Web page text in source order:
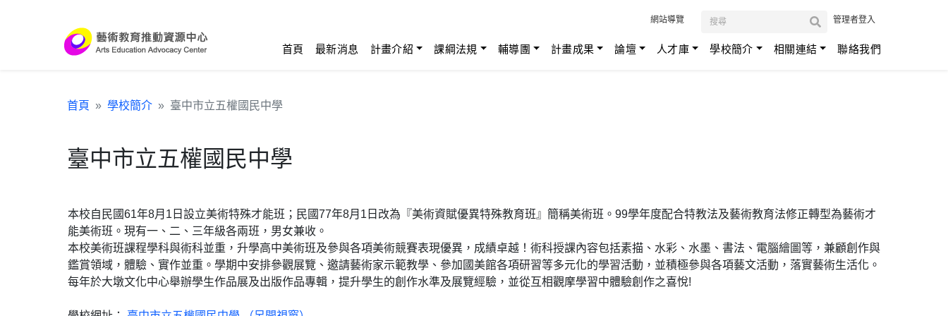
網站導覽 管理者登入
首頁 最新消息 計畫介紹 課綱法規 輔導團 計畫成果 論壇 人才庫 學校簡介 相關連結 聯絡我們
首頁 學校簡介 臺中市立五權國民中學
臺中市立五權國民中學
本校自民國61年8月1日設立美術特殊才能班；民國77年8月1日改為『美術資賦優異特殊教育班』簡稱美術班。99學年度配合特教法及藝術教育法修正轉型為藝術才
能美術班。現有一、二、三年級各兩班，男女兼收。
本校美術班課程學科與術科並重，升學高中美術班及參與各項美術競賽表現優異，成績卓越！術科授課內容包括素描、水彩、水墨、書法、電腦繪圖等，兼顧創作與
鑑賞領域，體驗、實作並重。學期中安排參觀展覽、邀請藝術家示範教學、參加國美館各項研習等多元化的學習活動，並積極參與各項藝文活動，落實藝術生活化。
每年於大墩文化中心舉辦學生作品展及出版作品專輯，提升學生的創作水準及展覽經驗，並從互相觀摩學習中體驗創作之喜悅!